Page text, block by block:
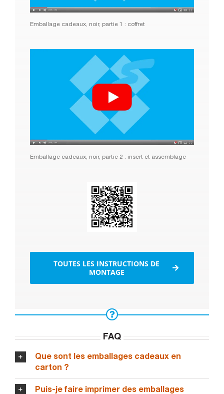
Emballage cadeaux, noir, partie 1 : coffret
Emballage cadeaux, noir, partie 2 : insert et assemblage
TOUTES LES INSTRUCTIONS DE
MONTAGE
FAQ
Que sont les emballages cadeaux en
carton ?
Puis-je faire imprimer des emballages